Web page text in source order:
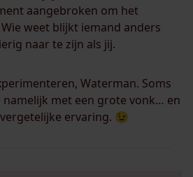
aangebroken om het
weet blijkt iemand anders
naar te zijn als jij.
Waterman. Soms
namelijk met een grote vonk… en
ervaring. 😉